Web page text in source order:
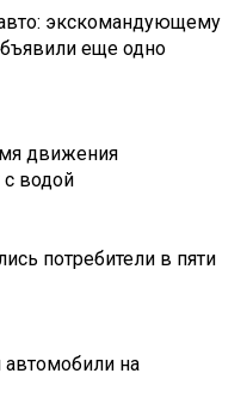
экскомандующему
еще одно
движения
водой
потребители в пяти
автомобили на